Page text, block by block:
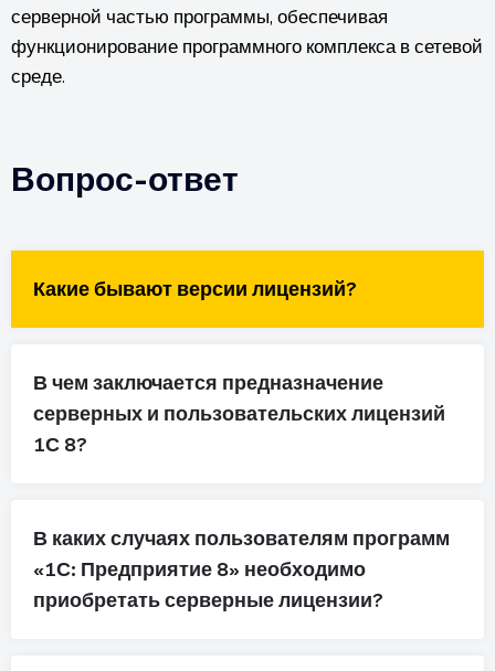
серверной частью программы, обеспечивая
функционирование программного комплекса в сетевой
среде.
Вопрос-ответ
Какие бывают версии лицензий?
В чем заключается предназначение
серверных и пользовательских лицензий
1С 8?
В каких случаях пользователям программ
«1С: Предприятие 8» необходимо
приобретать серверные лицензии?